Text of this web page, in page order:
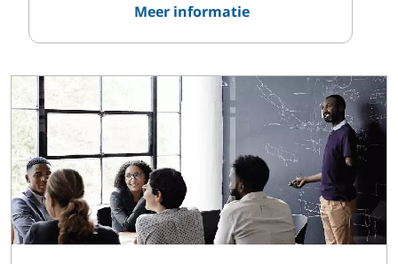
Meer informatie